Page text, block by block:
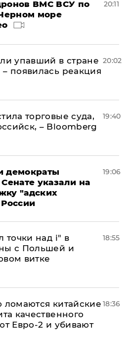
ВМС ВСУ по
море
20:11
упавший в стране
появилась реакция
20:02
торговые суда,
– Bloomberg
19:40
демократы
указали на
"адских
19:06
точки над і" в
с Польшей и
витке
18:55
ломаются китайские
качественного
Евро-2 и убивают
18:36